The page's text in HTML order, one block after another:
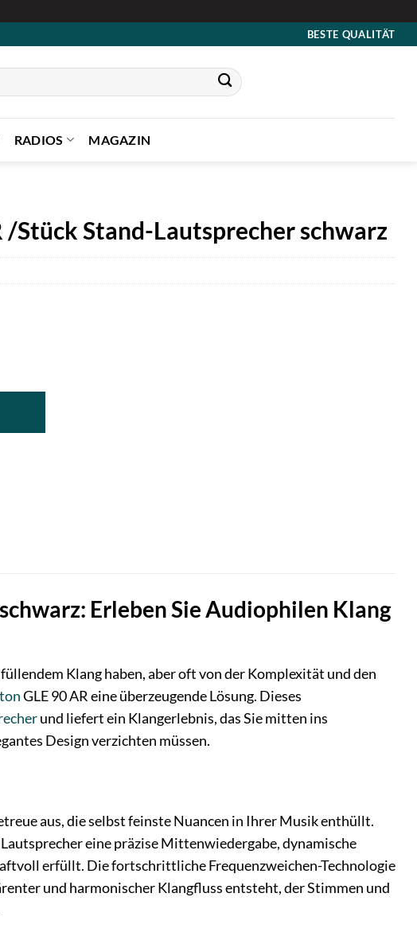
BESTE QUALITÄT
RADIOS MAGAZIN
/Stück Stand-Lautsprecher schwarz
Erleben Sie Audiophilen Klang
Klang haben, aber oft von der Komplexität und den
GLE 90 AR eine überzeugende Lösung. Dieses
und liefert ein Klangerlebnis, das Sie mitten ins
Design verzichten müssen.
aus, die selbst feinste Nuancen in Ihrer Musik enthüllt.
eine präzise Mittenwiedergabe, dynamische
erfüllt. Die fortschrittliche Frequenzweichen-Technologie
und harmonischer Klangfluss entsteht, der Stimmen und